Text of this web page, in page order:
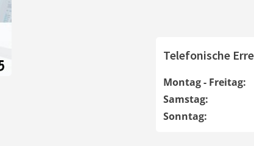
Telefonische
Montag - Freitag:
Samstag:
Sonntag: